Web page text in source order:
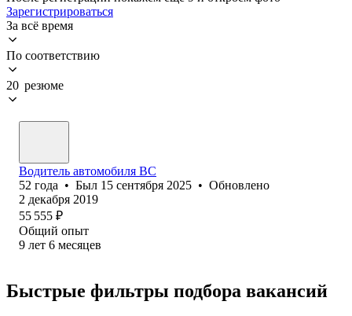
Зарегистрироваться
За всё время
По соответствию
20 резюме
Водитель автомобиля ВС
52 года • Был 15 сентября 2025 • Обновлено
2 декабря 2019
55 555 ₽
Общий опыт
9 лет 6 месяцев
Быстрые фильтры подбора вакансий